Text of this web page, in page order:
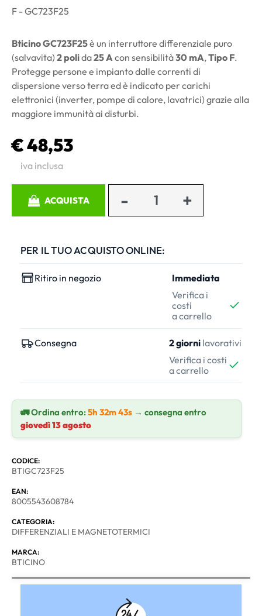
F - GC723F25
Bticino GC723F25è un interruttore differenziale puro
(salvavita) 2 polida25 A con sensibilità30 mA, Tipo F.
Protegge persone e impianto dalle correnti di
dispersione verso terra ed è indicato per carichi
elettronici (inverter, pompe di calore, lavatrici) grazie alla
maggiore immunità ai disturbi.
€ 48,53
iva inclusa
ACQUISTA
PER IL TUO ACQUISTO ONLINE:
Ritiro in negozio
Immediata
Verifica i
costi
a carrello
Consegna 2 giorni lavorativi
Verifica i costi
a carrello
🚛 Ordina entro:5h 32m 42s → consegna entro
giovedì 13 agosto
CODICE:
BTIGC723F25
EAN:
8005543608784
CATEGORIA:
DIFFERENZIALI E MAGNETOTERMICI
MARCA:
BTICINO